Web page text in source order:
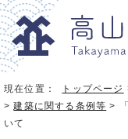
現在位置： トップページ
>建築に関する条例等 >
いて